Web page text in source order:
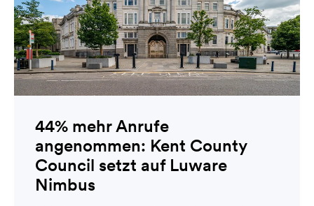
44% mehr Anrufe
angenommen: Kent County
Council setzt auf Luware
Nimbus